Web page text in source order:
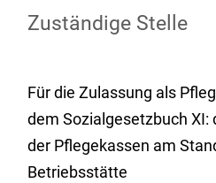
Zuständige Stelle
Für die Zulassung als
dem Sozialgesetzbuch XI:
der Pflegekassen am
Betriebsstätte